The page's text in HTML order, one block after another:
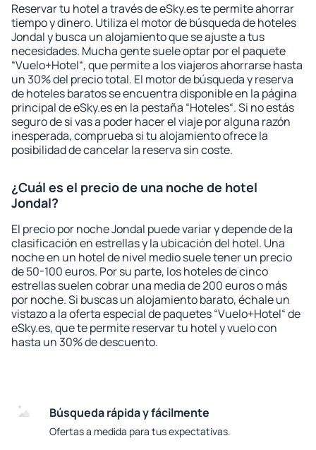
Reservar tu hotel a través de eSky.es te permite ahorrar
tiempo y dinero. Utiliza el motor de búsqueda de hoteles
Jondal y busca un alojamiento que se ajuste a tus
necesidades. Mucha gente suele optar por el paquete
“Vuelo+Hotel“, que permite a los viajeros ahorrarse hasta
un 30% del precio total. El motor de búsqueda y reserva
de hoteles baratos se encuentra disponible en la página
principal de eSky.es en la pestaña “Hoteles“. Si no estás
seguro de si vas a poder hacer el viaje por alguna razón
inesperada, comprueba si tu alojamiento ofrece la
posibilidad de cancelar la reserva sin coste.
¿Cuál es el precio de una noche de hotel
Jondal?
El precio por noche Jondal puede variar y depende de la
clasificación en estrellas y la ubicación del hotel. Una
noche en un hotel de nivel medio suele tener un precio
de 50-100 euros. Por su parte, los hoteles de cinco
estrellas suelen cobrar una media de 200 euros o más
por noche. Si buscas un alojamiento barato, échale un
vistazo a la oferta especial de paquetes “Vuelo+Hotel“ de
eSky.es, que te permite reservar tu hotel y vuelo con
hasta un 30% de descuento.
Búsqueda rápida y fácilmente
Ofertas a medida para tus expectativas.